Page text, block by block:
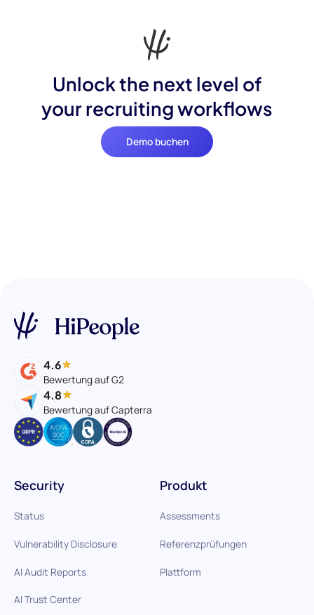
Unlock the next level of
your recruiting workflows
Demo buchen
4.6
Bewertung auf G2
4.8
Bewertung auf Capterra
Produkt
Assessments
Referenzprüfungen
Plattform
Security
Status
Vulnerability Disclosure
AI Audit Reports
AI Trust Center